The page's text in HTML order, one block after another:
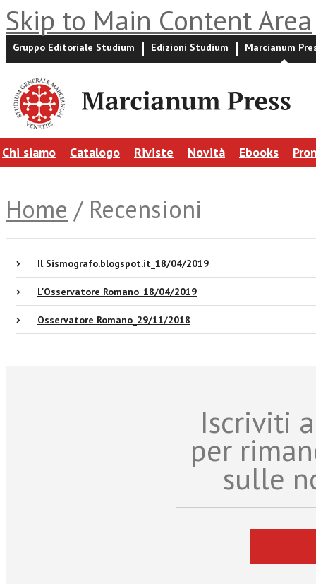
Skip to Main Content Area
Gruppo Editoriale Studium Edizioni Studium Marcianum
Chi siamo Catalogo Riviste Novità Ebooks
Home / Recensioni
Il Sismografo.blogspot.it_18/04/2019
L'Osservatore Romano_18/04/2019
Osservatore Romano_29/11/2018
Iscriviti
per
sulle